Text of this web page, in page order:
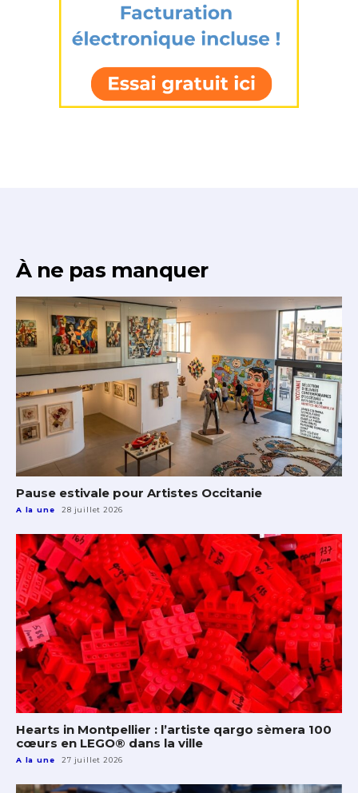
À ne pas manquer
Pause estivale pour Artistes Occitanie
A la une 28 juillet 2026
Hearts in Montpellier : l’artiste qargo sèmera 100
cœurs en LEGO® dans la ville
A la une 27 juillet 2026